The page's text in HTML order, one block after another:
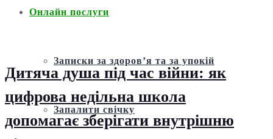
Онлайн послуги
Записки за здоров’я та за упокій
Запалити свічку
Дитяча душа під час війни: як
цифрова недільна школа
допомагає зберігати внутрішню